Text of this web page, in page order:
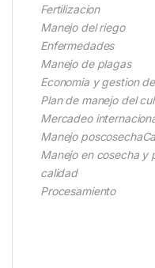
Fertilizacion
Manejo del riego
Enfermedades
Manejo de plagas
Economia y gestion
Plan de manejo del
Mercadeo
Manejo
Manejo en cosecha y
calidad
Procesamiento